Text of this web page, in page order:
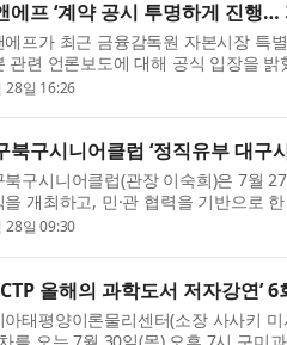
에프 ‘계약 공시 투명하게 진행
에프가 최근 금융감독원 자본시장 특
관련 언론보도에 대해 공식 입장을
의 하이니켈 양극재 공급계약 관련 감
28일 16:26
북구시니어클럽 ‘정직유부 대구
북구시니어클럽(관장 이숙희)은 7월
을 개최하고, 민·관 협력을 기반으로
유부 대구사회공헌점은 대구광역시가
28일 09:30
올해의 과학도서 저자강연’
아태평양이론물리센터(소장 사사키 미
를 오는 7월 30일(목) 오후 7시 구미